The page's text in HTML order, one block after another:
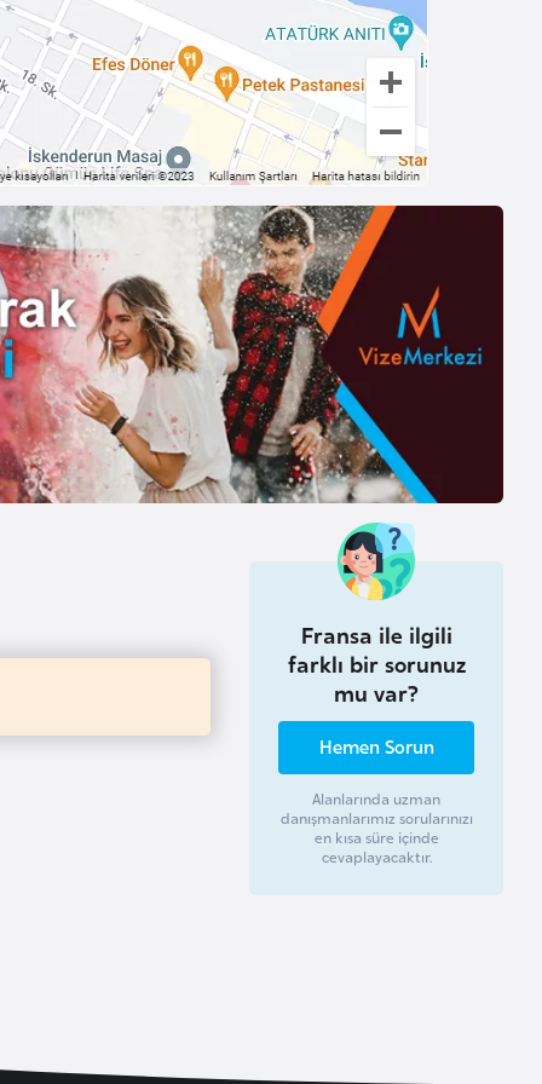
Fransa ile ilgili
farklı bir sorunuz
mu var?
Hemen Sorun
Alanlarında uzman
danışmanlarımız sorularınızı
en kısa süre içinde
cevaplayacaktır.